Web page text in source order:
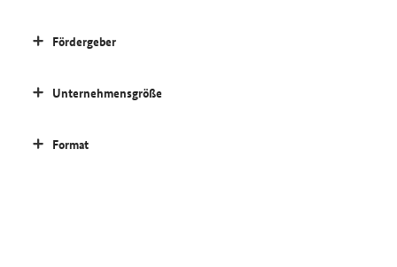
Fördergeber
Unternehmensgröße
Format